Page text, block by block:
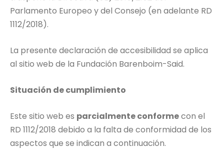
Parlamento Europeo y del Consejo (en adelante RD
1112/2018).
La presente declaración de accesibilidad se aplica
al sitio web de la Fundación Barenboim-Said.
Situación de cumplimiento
Este sitio web es parcialmente conformecon el
RD 1112/2018 debido a la falta de conformidad de los
aspectos que se indican a continuación.